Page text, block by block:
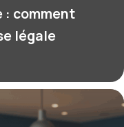
: comment
légale